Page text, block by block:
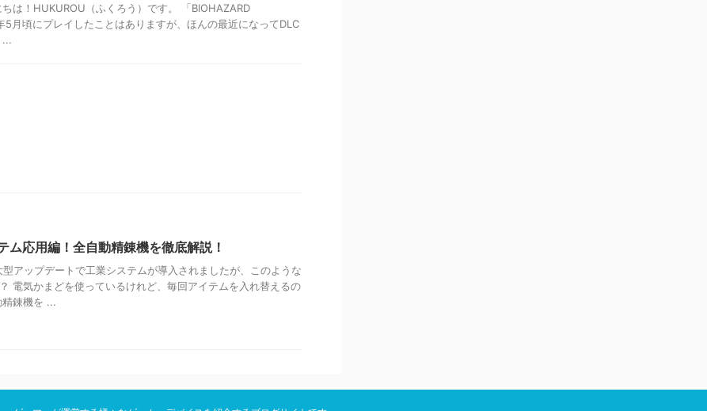
は！HUKUROU（ふくろう）です。 「BIOHAZARD
月頃にプレイしたことはありますが、ほんの最近になってDLC
...
ム応用編！全自動精錬機を徹底解説！
アップデートで工業システムが導入されましたが、このような
電気かまどを使っているけれど、毎回アイテムを入れ替えるの
錬機を ...